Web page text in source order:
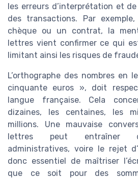
les erreurs d’interprétation et
des transactions. Par
chèque ou un contrat, la
lettres vient confirmer ce qui
limitant ainsi les risques de
L’orthographe des nombres en
cinquante euros », doit
langue française. Cela
dizaines, les centaines, les
millions. Une mauvaise
lettres peut entraîner
administratives, voire le rejet
donc essentiel de maîtriser
que ce soit pour des